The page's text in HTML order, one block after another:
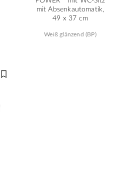
mit Absenkautomatik,
49 x 37 cm
Weiß glänzend (BP)